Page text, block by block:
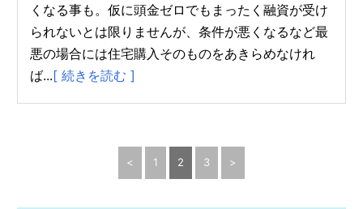
くなる事も。仮に頭金ゼロでもまったく融資が受け
られないとは限りませんが、条件が悪くなるなど最
悪の場合には住宅購入そのものをあきらめなけれ
ば...[ 続きを読む ]
< 1 2 3 >